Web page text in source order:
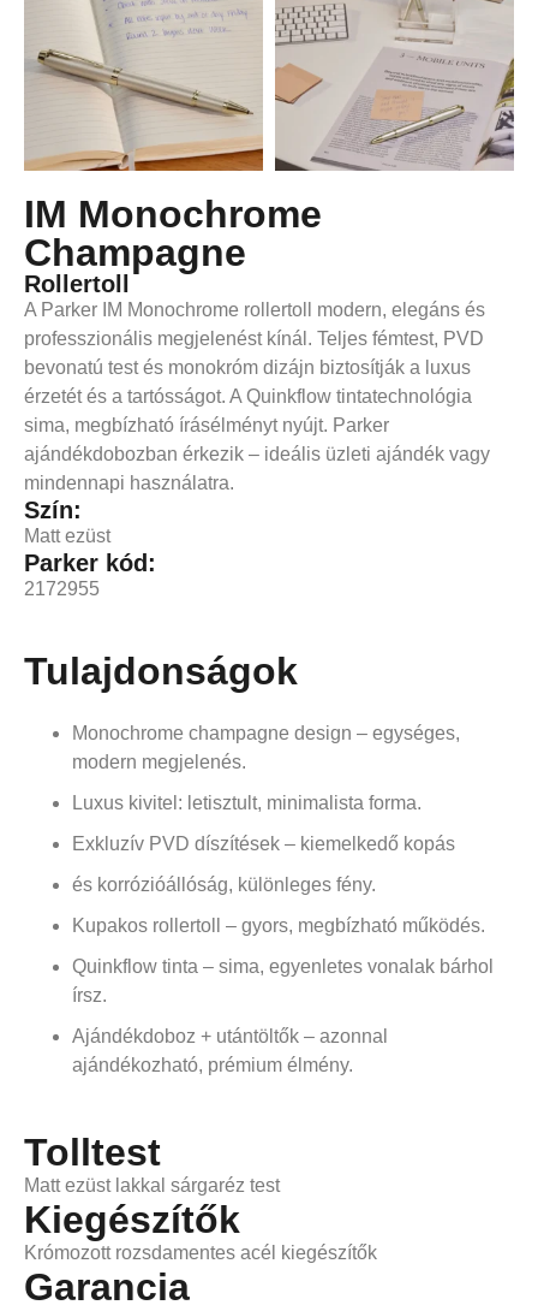
IM Monochrome
Champagne
Rollertoll
A Parker IM Monochrome rollertoll modern, elegáns és
professzionális megjelenést kínál. Teljes fémtest, PVD
bevonatú test és monokróm dizájn biztosítják a luxus
érzetét és a tartósságot. A Quinkflow tintatechnológia
sima, megbízható írásélményt nyújt. Parker
ajándékdobozban érkezik – ideális üzleti ajándék vagy
mindennapi használatra.
Szín:
Matt ezüst
Parker kód:
2172955
Tulajdonságok
Monochrome champagne design – egységes,
modern megjelenés.
Luxus kivitel: letisztult, minimalista forma.
Exkluzív PVD díszítések – kiemelkedő kopás
és korrózióállóság, különleges fény.
Kupakos rollertoll – gyors, megbízható működés.
Quinkflow tinta – sima, egyenletes vonalak bárhol
írsz.
Ajándékdoboz + utántöltők – azonnal
ajándékozható, prémium élmény.
Tolltest
Matt ezüst lakkal sárgaréz test
Kiegészítők
Krómozott rozsdamentes acél kiegészítők
Garancia